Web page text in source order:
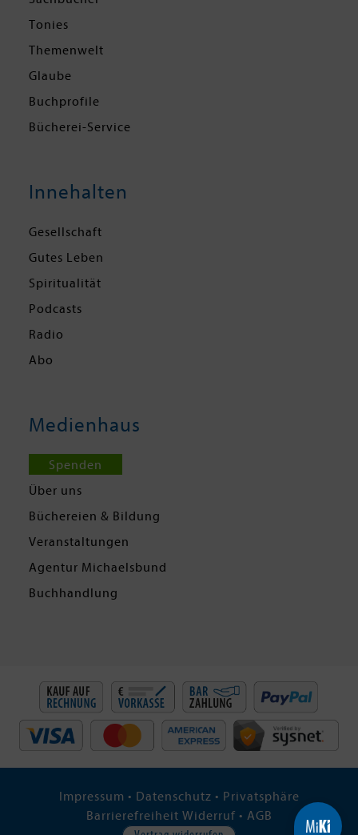
Tonies
Themenwelt
Glaube
Buchprofile
Bücherei-Service
Innehalten
Gesellschaft
Gutes Leben
Spiritualität
Podcasts
Radio
Abo
Medienhaus
Spenden
Über uns
Büchereien & Bildung
Veranstaltungen
Agentur Michaelsbund
Buchhandlung
Impressum • Datenschutz • Privatsphäre
Barrierefreiheit Widerruf • AGB